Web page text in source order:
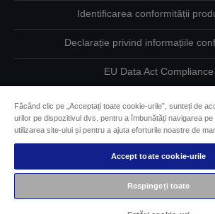
Identificarea conformității
Declarație privind informațiile
EU Data Act Compliance
Informaţii despre modulele
Angajamentul Epson pe linie de
Drepturi de autor © 2026
Făcând clic pe „Acceptați toate cookie-urile”, sunteți de
urilor pe dispozitivul dvs. pentru a îmbunătăți navigarea
utilizarea site-ului și pentru a ajuta eforturile noastre de
Accept toate cookie-urile
Respingeți toate